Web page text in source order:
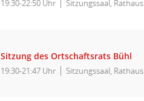
19:30-22:50 Uhr Sitzungssaal,
Sitzung des Ortschaftsrats Bühl
19:30-21:47 Uhr Sitzungssaal,